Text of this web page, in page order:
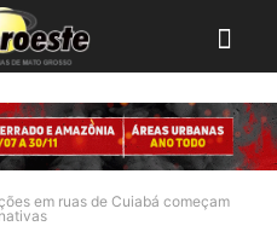
em ruas de Cuiabá começam